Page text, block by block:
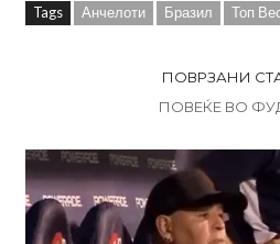
Tags Анчелоти Бразил Топ
ПОВРЗАНИ
ПОВЕЌЕ ВО